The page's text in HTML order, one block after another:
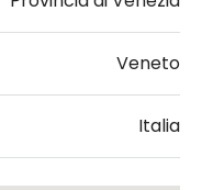
Veneto
Italia